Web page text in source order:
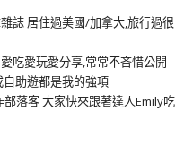
誌 居住過美國/加拿大,旅行過很
吃愛玩愛分享,常常不吝惜公開
助遊都是我的強項
落客 大家快來跟著達人Emily吃